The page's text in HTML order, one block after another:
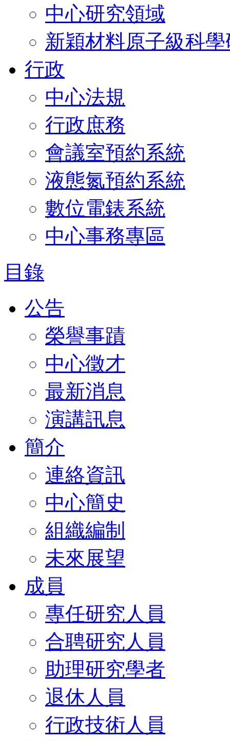
中心研究領域
新穎材料原子級科
行政
中心法規
行政庶務
會議室預約系統
液態氮預約系統
數位電錶系統
中心事務專區
目錄
公告
榮譽事蹟
中心徵才
最新消息
演講訊息
簡介
連絡資訊
中心簡史
組織編制
未來展望
成員
專任研究人員
合聘研究人員
助理研究學者
退休人員
行政技術人員